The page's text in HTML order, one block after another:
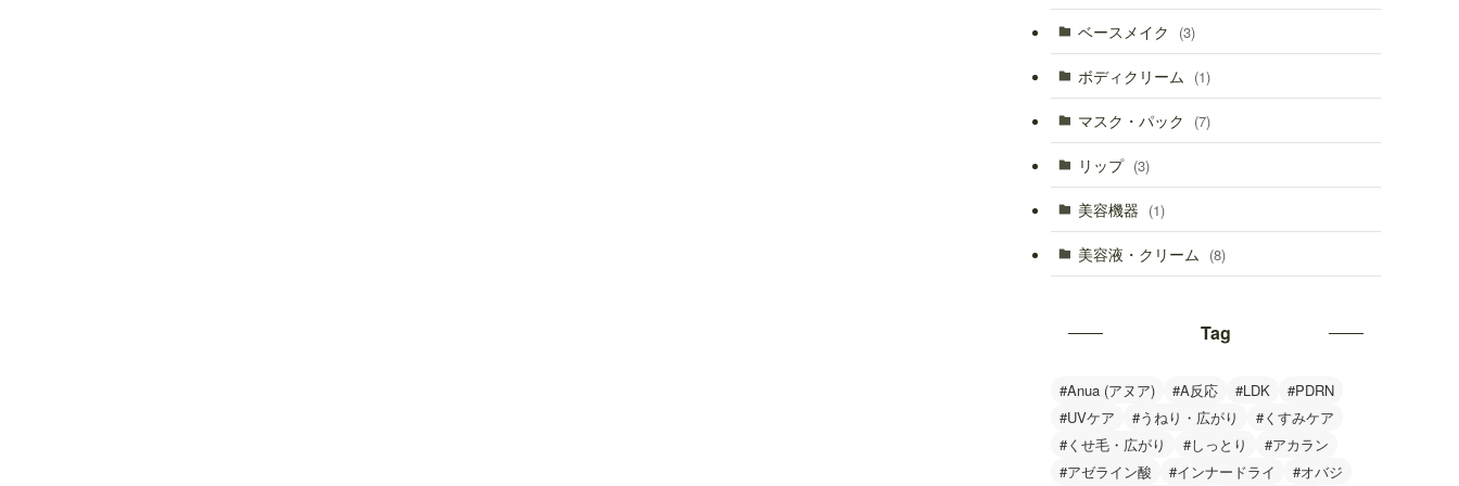
ベースメイク (3)
ボディクリーム (1)
マスク・パック (7)
リップ (3)
美容機器 (1)
美容液・クリーム (8)
Tag
#Anua (アヌア) #A反応 #LDK
#PDRN
#UVケア
#うねり・広がり
#くすみケア
#くせ毛・広がり
#しっとり
#アカラン
#アゼライン酸
#インナードライ #オバジ